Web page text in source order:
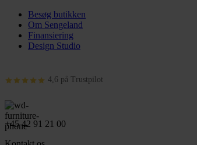
Besøg butikken
Om Sengeland
Finansiering
Design Studio
4,6 på Trustpilot
+45 42 91 21 00